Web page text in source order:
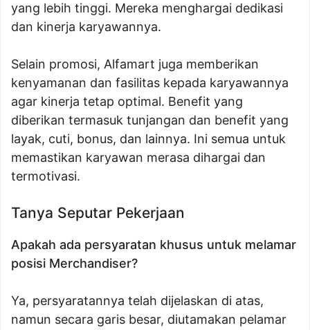
yang lebih tinggi. Mereka menghargai dedikasi
dan kinerja karyawannya.
Selain promosi, Alfamart juga memberikan
kenyamanan dan fasilitas kepada karyawannya
agar kinerja tetap optimal. Benefit yang
diberikan termasuk tunjangan dan benefit yang
layak, cuti, bonus, dan lainnya. Ini semua untuk
memastikan karyawan merasa dihargai dan
termotivasi.
Tanya Seputar Pekerjaan
Apakah ada persyaratan khusus untuk melamar
posisi Merchandiser?
Ya, persyaratannya telah dijelaskan di atas,
namun secara garis besar, diutamakan pelamar